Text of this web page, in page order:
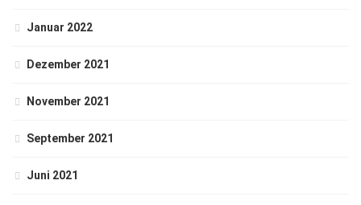
Januar 2022
Dezember 2021
November 2021
September 2021
Juni 2021